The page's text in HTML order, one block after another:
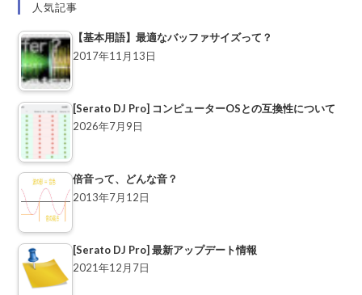
人気記事
【基本用語】最適なバッファサイズって？
2017年11月13日
[Serato DJ Pro] コンピューターOSとの互換性について
2026年7月9日
倍音って、どんな音？
2013年7月12日
[Serato DJ Pro] 最新アップデート情報
2021年12月7日